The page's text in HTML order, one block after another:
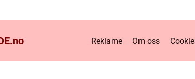
no Reklame Om oss